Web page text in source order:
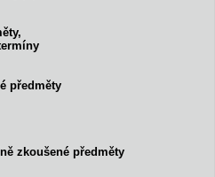
předměty
zkoušené předměty